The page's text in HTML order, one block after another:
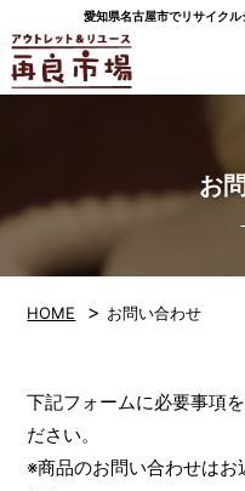
愛知県名古屋市でリサイク
お
HOME > お問い合わせ
下記フォームに必要事項
ださい。
※商品のお問い合わせはお